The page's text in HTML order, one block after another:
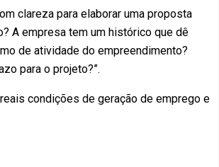
clareza para elaborar uma proposta
A empresa tem um histórico que dê
de atividade do empreendimento?
para o projeto?”.
condições de geração de emprego e